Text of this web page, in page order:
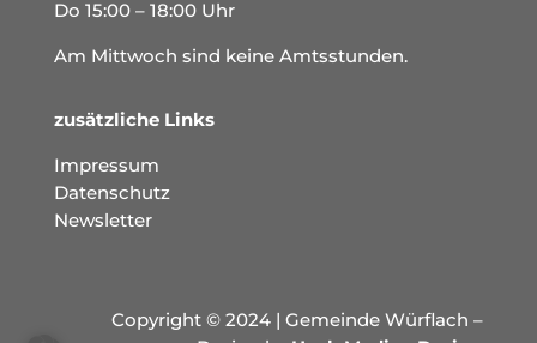
Do 15:00 – 18:00 Uhr
Am Mittwoch sind keine Amtsstunden.
zusätzliche Links
Impressum
Datenschutz
Newsletter
Copyright © 2024 | Gemeinde Würflach –